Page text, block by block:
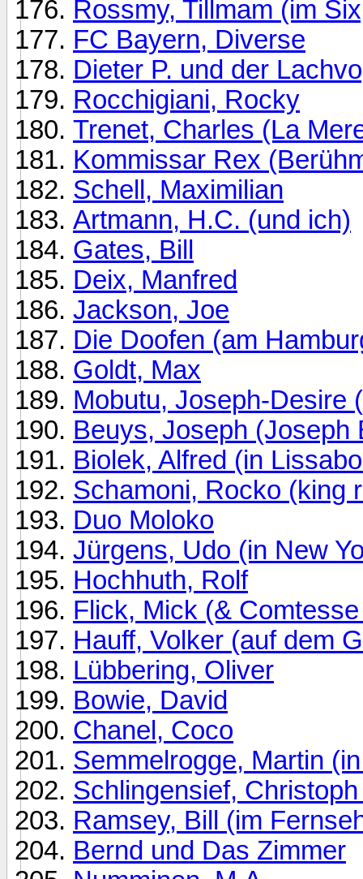
Rossmy, Tillmam (im
FC Bayern, Diverse
Dieter P. und der
Rocchigiani, Rocky
Trenet, Charles (La
Kommissar Rex
Schell, Maximilian
Artmann, H.C. (und ich)
Gates, Bill
Deix, Manfred
Jackson, Joe
Die Doofen (am
Goldt, Max
Mobutu, Joseph-Desire
Beuys, Joseph (Joseph
Biolek, Alfred (in
Schamoni, Rocko (king
Duo Moloko
Jürgens, Udo (in New
Hochhuth, Rolf
Flick, Mick (&
Hauff, Volker (auf dem
Lübbering, Oliver
Bowie, David
Chanel, Coco
Semmelrogge, Martin
Schlingensief,
Ramsey, Bill (im
Bernd und Das Zimmer